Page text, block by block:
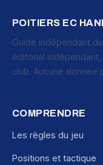
POITIERS EC
Guide indépendant
éditorial
club. Aucune donnée
COMPRENDRE
Les règles du jeu
Positions et tactique